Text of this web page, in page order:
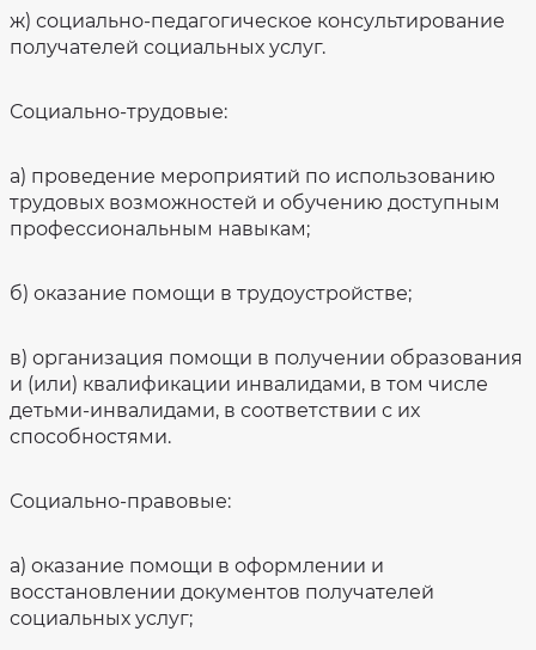
ж) социально-педагогическое консультирование
получателей социальных услуг.
Социально-трудовые:
а) проведение мероприятий по использованию
трудовых возможностей и обучению доступным
профессиональным навыкам;
б) оказание помощи в трудоустройстве;
в) организация помощи в получении образования
и (или) квалификации инвалидами, в том числе
детьми-инвалидами, в соответствии с их
способностями.
Социально-правовые:
а) оказание помощи в оформлении и
восстановлении документов получателей
социальных услуг;